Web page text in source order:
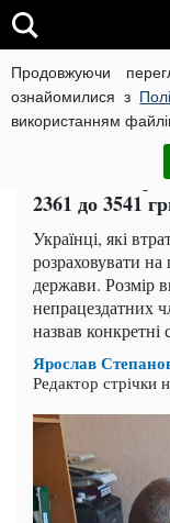
Продовжуючи
ознайомилися з
використанням
ВІЙНА РОСІЇ
Пенсія за
2361 до 3541
Українці, які
розраховувати
держави. Розмір
непрацездатних
назвав
Ярослав
Редактор стрічки